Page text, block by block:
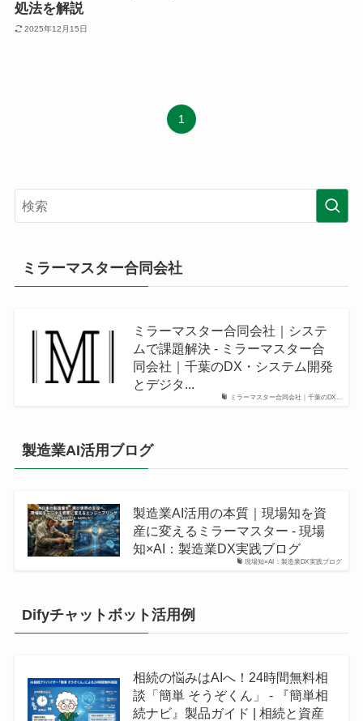
処法を解説
2025年12月15日
1
ミラーマスター合同会社
ミラーマスター合同会社｜千葉のDX...
ミラーマスター合同会社｜システ
ムで課題解決 - ミラーマスター合
同会社｜千葉のDX・システム開発
とデジタ...
製造業AI活用ブログ
現場知×AI：製造業DX実践ブログ
製造業AI活用の本質｜現場知を資
産に変えるミラーマスター - 現場
知×AI：製造業DX実践ブログ
Difyチャットボット活用例
相続の悩みはAIへ！24時間無料相
談「簡単 そうぞくん」 - 『簡単相
続ナビ』製品ガイド | 相続と資産